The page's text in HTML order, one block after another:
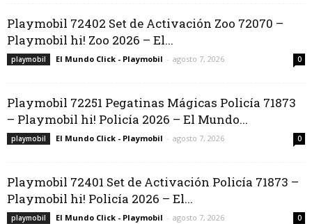
Playmobil 72402 Set de Activación Zoo 72070 –
Playmobil hi! Zoo 2026 – El...
playmobil El Mundo Click - Playmobil - agosto 7, 2026 0
Playmobil 72251 Pegatinas Mágicas Policía 71873
– Playmobil hi! Policía 2026 – El Mundo...
playmobil El Mundo Click - Playmobil - agosto 7, 2026 0
Playmobil 72401 Set de Activación Policía 71873 –
Playmobil hi! Policía 2026 – El...
playmobil El Mundo Click - Playmobil - agosto 7, 2026 0